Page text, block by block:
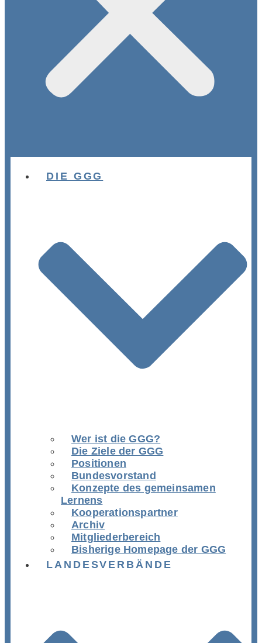
DIE GGG
Wer ist die GGG?
Die Ziele der GGG
Positionen
Bundesvorstand
Konzepte des gemeinsamen
Lernens
Kooperationspartner
Archiv
Mitgliederbereich
Bisherige Homepage der GGG
LANDESVERBÄNDE